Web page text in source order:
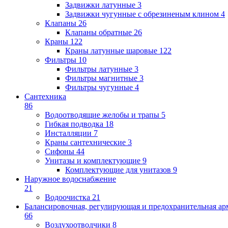
Задвижки латунные 3
Задвижки чугунные с обрезиненым клином 4
Клапаны 26
Клапаны обратные 26
Краны 122
Краны латунные шаровые 122
Фильтры 10
Фильтры латунные 3
Фильтры магнитные 3
Фильтры чугунные 4
Сантехника
86
Водоотводящие желобы и трапы 5
Гибкая подводка 18
Инсталляции 7
Краны сантехнические 3
Сифоны 44
Унитазы и комплектующие 9
Комплектующие для унитазов 9
Наружное водоснабжение
21
Водоочистка 21
Балансировочная, регулирующая и предохранительная
66
Воздухоотводчики 8